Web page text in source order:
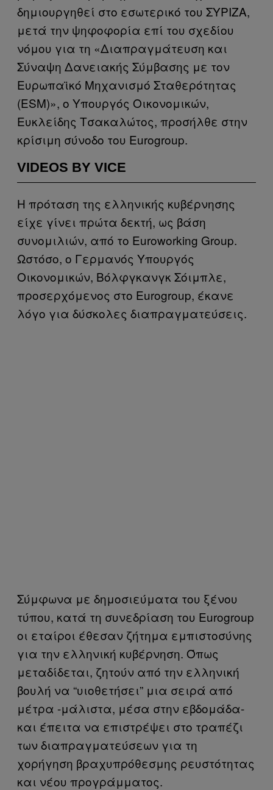
δημιουργηθεί στο εσωτερικό του ΣΥΡΙΖΑ,
μετά την ψηφοφορία επί του σχεδίου
νόμου για τη «Διαπραγμάτευση και
Σύναψη Δανειακής Σύμβασης με τον
Ευρωπαϊκό Μηχανισμό Σταθερότητας
(ESM)», ο Υπουργός Οικονομικών,
Ευκλείδης Τσακαλώτος, προσήλθε στην
κρίσιμη σύνοδο του Eurogroup.
VIDEOS BY VICE
Η πρόταση της ελληνικής κυβέρνησης
είχε γίνει πρώτα δεκτή, ως βάση
συνομιλιών, από το Εuroworking Group.
Ωστόσο, ο Γερμανός Υπουργός
Οικονομικών, Βόλφγκανγκ Σόιμπλε,
προσερχόμενος στο Eurogroup, έκανε
λόγο για δύσκολες διαπραγματεύσεις.
Σύμφωνα με δημοσιεύματα του ξένου
τύπου, κατά τη συνεδρίαση του Eurogroup
οι εταίροι έθεσαν ζήτημα εμπιστοσύνης
για την ελληνική κυβέρνηση. Όπως
μεταδίδεται, ζητούν από την ελληνική
βουλή να “υιοθετήσει” μια σειρά από
μέτρα -μάλιστα, μέσα στην εβδομάδα-
και έπειτα να επιστρέψει στο τραπέζι
των διαπραγματεύσεων για τη
χορήγηση βραχυπρόθεσμης ρευστότητας
και νέου προγράμματος.